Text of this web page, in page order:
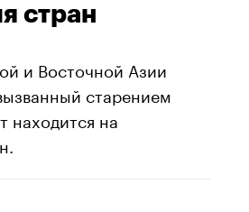
стран
и Восточной Азии
старением
находится на